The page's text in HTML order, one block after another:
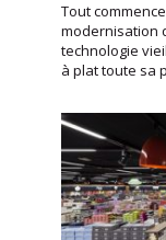
Tout
modernisation
technologie
à plat toute sa